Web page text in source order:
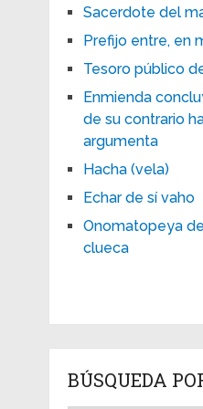
Sacerdote del
Prefijo entre, en
Tesoro público
Enmienda
de su contrario
argumenta
Hacha (vela)
Echar de sí vaho
Onomatopeya
clueca
BÚSQUEDA